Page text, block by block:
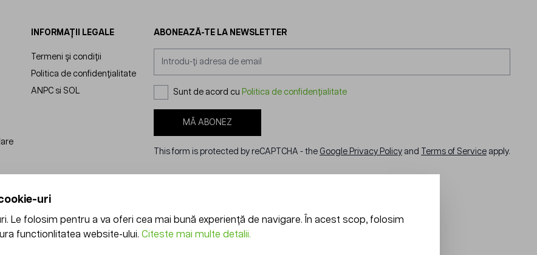
INFORMAȚII LEGALE
Termeni și condiții
Politica de confidențialitate
ANPC si SOL
ABONEAZĂ-TE LA NEWSLETTER
Sunt de acord cu Politica de confidențialitate
MĂ ABONEZ
This form is protected by reCAPTCHA - the Google Privacy Policy and Terms of Service apply.
uri
Le folosim pentru a va oferi cea mai bună experiență de navigare. În acest scop, folosim
functionlitatea website-ului. Citeste mai multe detalii.